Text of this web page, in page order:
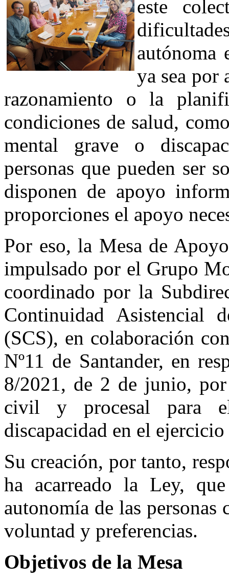
este
autónoma
ya sea por
razonamiento o la
condiciones de salud,
mental grave o
personas que pueden ser
disponen de apoyo
proporciones el apoyo
Por eso, la Mesa de
impulsado por el Grupo
coordinado por la
Continuidad Asistencial
(SCS), en colaboración
Nº11 de Santander, en
8/2021, de 2 de junio,
civil y procesal para
discapacidad en el
Su creación, por tanto,
ha acarreado la Ley,
autonomía de las personas
voluntad y preferencias.
Objetivos de la Mesa